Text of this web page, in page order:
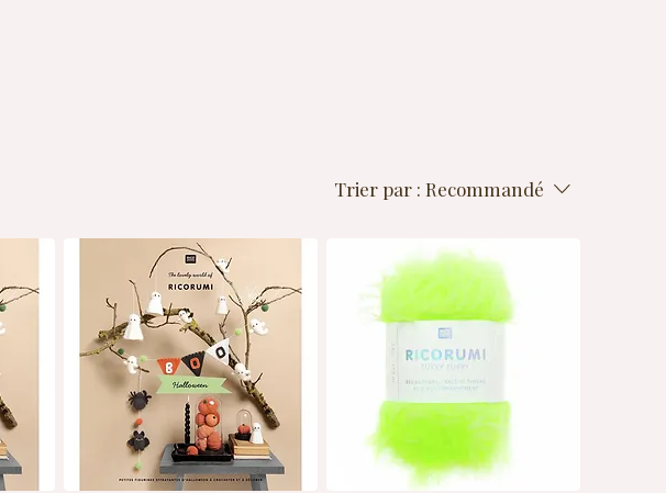
Trier par : Recommandé